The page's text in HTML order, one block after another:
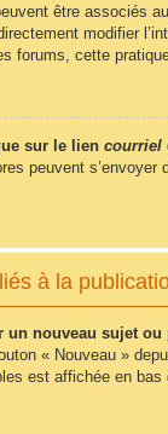
être associés
modifier
forums, cette
sur le lien courriel
peuvent s’envoyer
à la
un nouveau sujet
« Nouveau »
est affichée en